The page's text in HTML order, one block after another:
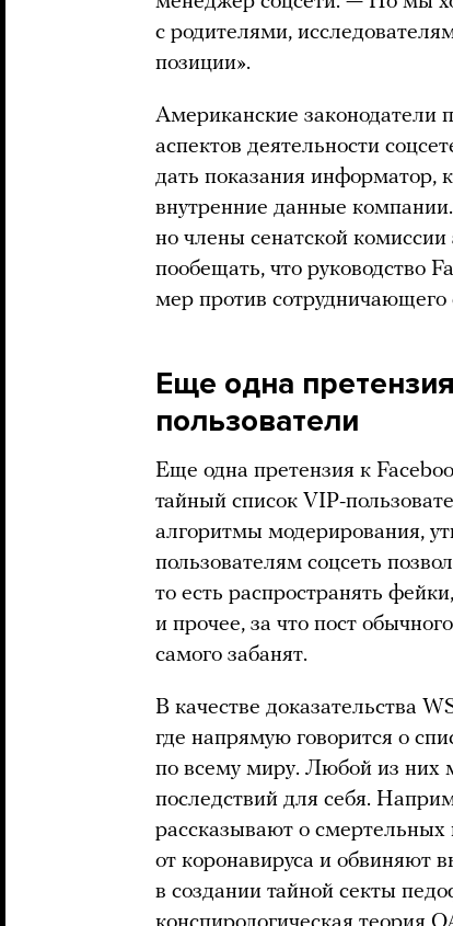
с родителями,
позиции».
Американские законодатели
аспектов деятельности
дать показания информатор,
внутренние данные
но члены сенатской
пообещать, что руководство
мер против сотрудничающего
Еще одна
пользователи
Еще одна претензия к
тайный список VIP-
алгоритмы модерирования,
пользователям соцсеть
то есть распространять
и прочее, за что пост
самого забанят.
В качестве доказательства
где напрямую говорится о
по всему миру. Любой из них
последствий для себя.
рассказывают о
от коронавируса и обвиняют
в создании тайной секты